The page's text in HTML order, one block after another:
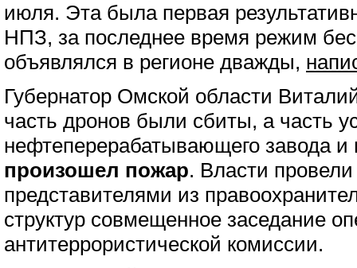
июля. Эта была первая
НПЗ, за последнее время режим
объявлялся в регионе дважды,
Губернатор Омской области
часть дронов были сбиты, а часть
нефтеперерабатывающего завода и
произошел пожар. Власти
представителями из
структур совмещенное заседание
антитеррористической комиссии.